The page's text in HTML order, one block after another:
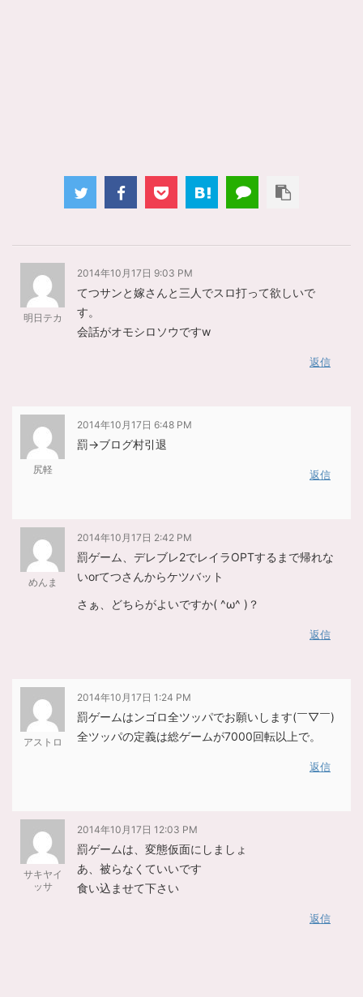
明日テカ
2014年10月17日 9:03 PM
てつサンと嫁さんと三人でスロ打って欲しいで
す。
会話がオモシロソウですw
返信
尻軽
2014年10月17日 6:48 PM
罰→ブログ村引退
返信
めんま
2014年10月17日 2:42 PM
罰ゲーム、デレブレ2でレイラOPTするまで帰れな
いorてつさんからケツバット
さぁ、どちらがよいですか( ^ω^ )？
返信
アストロ
2014年10月17日 1:24 PM
罰ゲームはンゴロ全ツッパでお願いします(￣▽￣)
全ツッパの定義は総ゲームが7000回転以上で。
返信
サキヤイ
ッサ
2014年10月17日 12:03 PM
罰ゲームは、変態仮面にしましょ
あ、被らなくていいです
食い込ませて下さい
返信